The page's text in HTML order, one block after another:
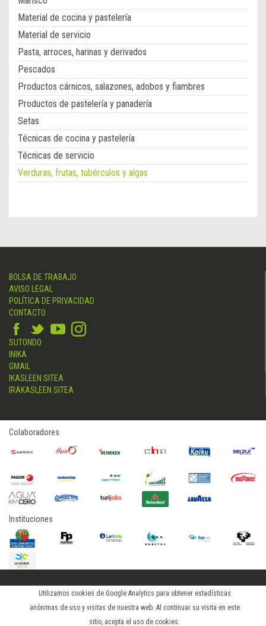
Utilizamos cookies de Google Analytics para obtener estadísticas
anónimas de uso y visitas de nuestra web. Al continuar su visita en este
sitio, acepta el uso de cookies.
Material de cocina y pastelería
Material de servicio
Pasta, arroces, harinas y derivados
Pescados
Productos cárnicos, salazones, adobos y fiambres
Productos de pastelería y panadería
Setas
Técnicas de cocina y pastelería
Técnicas de servicio
Verduras, frutas, tubérculos y algas
BOLSA DE TRABAJO
AVISO LEGAL
POLÍTICA DE PRIVACIDAD
CONTACTO
SUTONDO
INIKA
GMAIL
IKASLEEN SITEA
IRAKASLEEN SITEA
Colaboradores
Instituciones
2015 © hostelerialeioa
Log in